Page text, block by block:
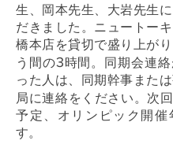
生、岡本先生、大岩先生
だきました。ニュートー
橋本店を貸切で盛り上が
う間の3時間。同期会連
った人は、同期幹事また
局に連絡をください。次
予定、オリンピック開催
す。